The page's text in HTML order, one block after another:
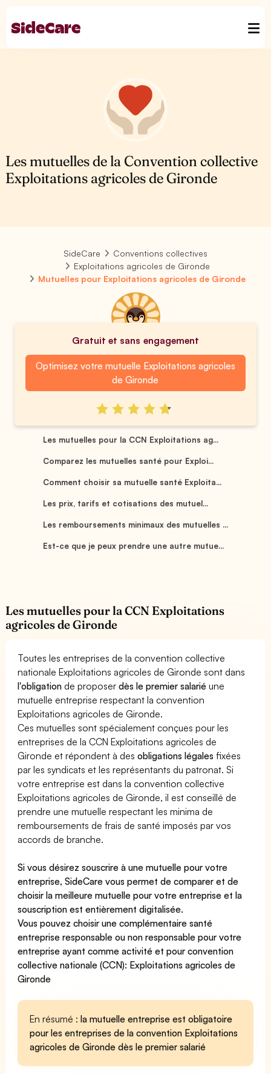
Les mutuelles de la Convention collective
Exploitations agricoles de Gironde
SideCare
Conventions collectives
Exploitations agricoles de Gironde
Mutuelles pour Exploitations agricoles de Gironde
Gratuit et sans engagement
Optimisez votre mutuelle Exploitations agricoles
de Gironde
Les mutuelles pour la CCN Exploitations ag...
Comparez les mutuelles santé pour Exploi...
Comment choisir sa mutuelle santé Exploita...
Les prix, tarifs et cotisations des mutuel...
Les remboursements minimaux des mutuelles ...
Est-ce que je peux prendre une autre mutue...
Les mutuelles pour la CCN Exploitations
agricoles de Gironde
Toutes les entreprises de la convention collective
nationale Exploitations agricoles de Gironde sont dans
l'obligation de proposerdès le premier salarié une
mutuelle entreprise respectant la convention
Exploitations agricoles de Gironde.
Ces mutuelles sont spécialement conçues pour les
entreprises de la CCN Exploitations agricoles de
Gironde et répondent à desobligations légales fixées
par les syndicats et les représentants du patronat. Si
votre entreprise est dans la convention collective
Exploitations agricoles de Gironde, il est conseillé de
prendre une mutuelle respectant les minima de
remboursements de frais de santé imposés par vos
accords de branche.
Si vous désirez souscrire à une mutuelle pour votre
entreprise, SideCare vous permet decomparer et de
choisir la meilleure mutuelle pour votre entreprise et la
souscription est entièrement digitalisée.
Vous pouvez choisir une complémentaire santé
entrepriseresponsable ou non responsable pour votre
entreprise ayant comme activité et pour convention
collective nationale (CCN): Exploitations agricoles de
Gironde
En résumé :la mutuelle entreprise est obligatoire
pour les entreprises de la convention Exploitations
agricoles de Gironde dès le premier salarié